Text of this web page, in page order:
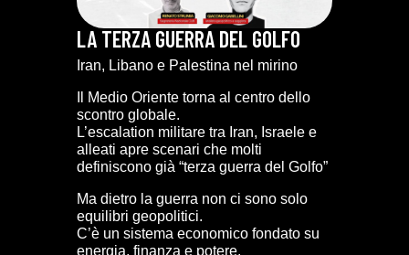
LA TERZA GUERRA DEL GOLFO
Iran, Libano e Palestina nel mirino
Il Medio Oriente torna al centro dello
scontro globale.
L’escalation militare tra Iran, Israele e
alleati apre scenari che molti
definiscono già “terza guerra del Golfo”
Ma dietro la guerra non ci sono solo
equilibri geopolitici.
C’è un sistema economico fondato su
energia, finanza e potere.